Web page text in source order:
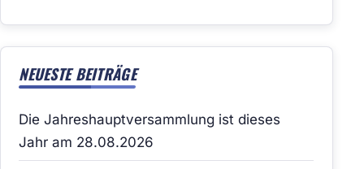
NEUESTE BEITRÄGE
Die Jahreshauptversammlung ist dieses
Jahr am 28.08.2026